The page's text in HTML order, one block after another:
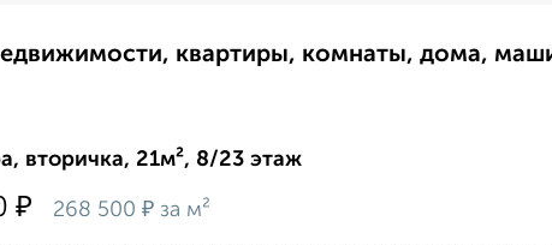
квартиры, комнаты, дома,
вторичка, 21м², 8/23 этаж
₽ 268 500 ₽ за м²